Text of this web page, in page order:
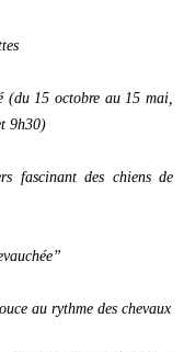
(du 15 octobre au 15 mai,
9h30)
fascinant des chiens de
au rythme des chevaux